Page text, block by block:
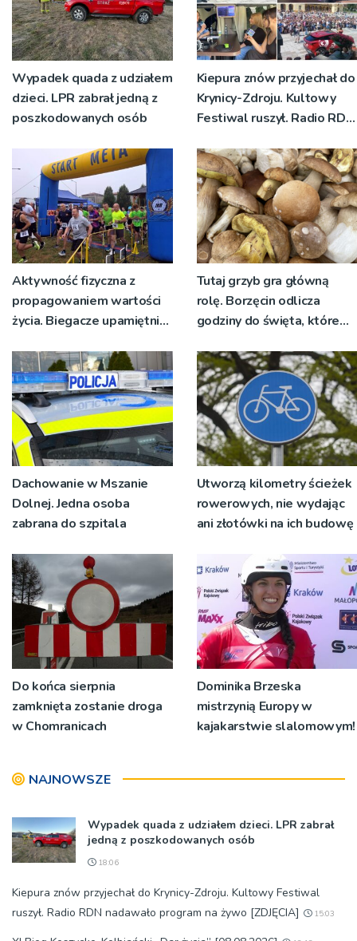
Wypadek quada z udziałem
dzieci. LPR zabrał jedną z
poszkodowanych osób
Kiepura znów przyjechał do
Krynicy-Zdroju. Kultowy
Festiwal ruszył. Radio RDN
żywo [ZDJĘCIA]
Aktywność fizyczna z
propagowaniem wartości
życia. Biegacze upamiętnili
Tutaj grzyb gra główną
rolę. Borzęcin odlicza
godziny do święta, które
pokoleń
Dachowanie w Mszanie
Dolnej. Jedna osoba
zabrana do szpitala
Utworzą kilometry ścieżek
rowerowych, nie wydając
ani złotówki na ich budowę
Do końca sierpnia
zamknięta zostanie droga
w Chomranicach
Dominika Brzeska
mistrzynią Europy w
kajakarstwie slalomowym!
NAJNOWSZE
Wypadek quada z udziałem dzieci. LPR zabrał
jedną z poszkodowanych osób
18:06
Kiepura znów przyjechał do Krynicy-Zdroju. Kultowy Festiwal
ruszył. Radio RDN nadawało program na żywo [ZDJĘCIA]
15:03